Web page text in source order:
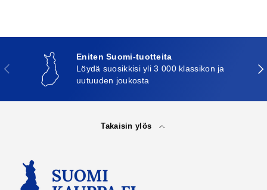
Edellinen
Eniten Suomi-tuotteita
Löydä suosikkisi yli 3 000 klassikon ja
uutuuden joukosta
Takaisin ylös